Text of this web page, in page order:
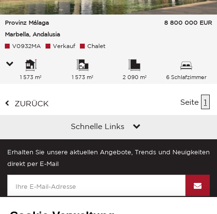
Provinz Málaga
Marbella, Andalusia
8 800 000 EUR
V0932MA Verkauf Chalet
1 573 m² 1 573 m² 2 090 m² 6 Schlafzimmer
ZURÜCK Seite 1
Schnelle Links
Erhalten Sie unsere aktuellen Angebote, Trends und Neuigkeiten
direkt per E-Mail